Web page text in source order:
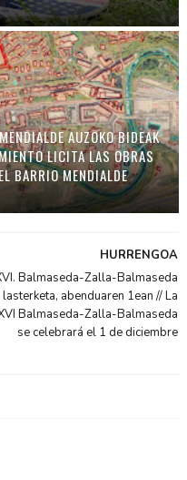
AUZOKO BIDEAK
LICITA LAS OBRAS
BARRIO MENDIALDE
HURRENGOA
Balmaseda-Zalla-Balmaseda
lasterketa, abenduaren 1ean // La
Balmaseda-Zalla-Balmaseda
se celebrará el 1 de diciembre